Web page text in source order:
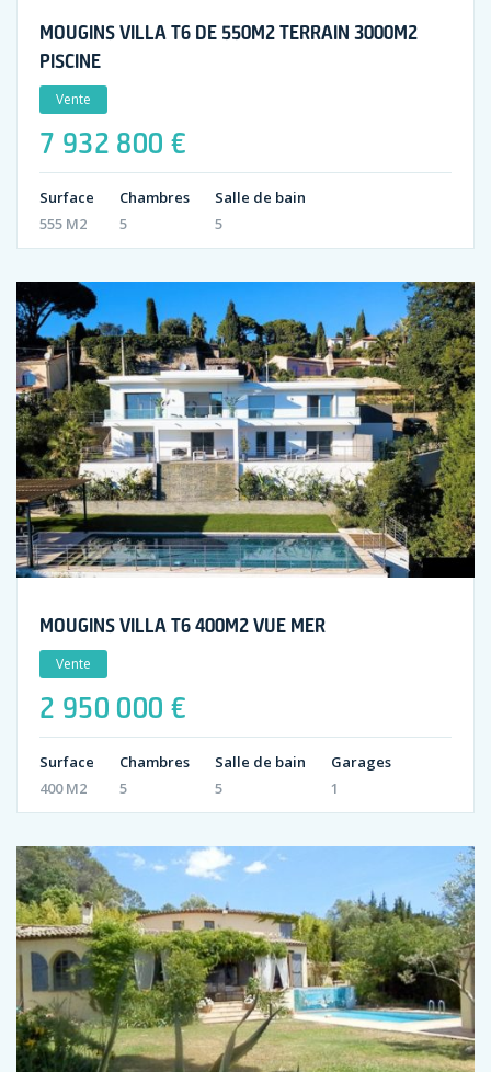
MOUGINS VILLA T6 DE 550M2 TERRAIN 3000M2
PISCINE
Vente
7 932 800 €
Surface
555 M2
Chambres
5
Salle de bain
5
MOUGINS VILLA T6 400M2 VUE MER
Vente
2 950 000 €
Surface
400 M2
Chambres
5
Salle de bain
5
Garages
1